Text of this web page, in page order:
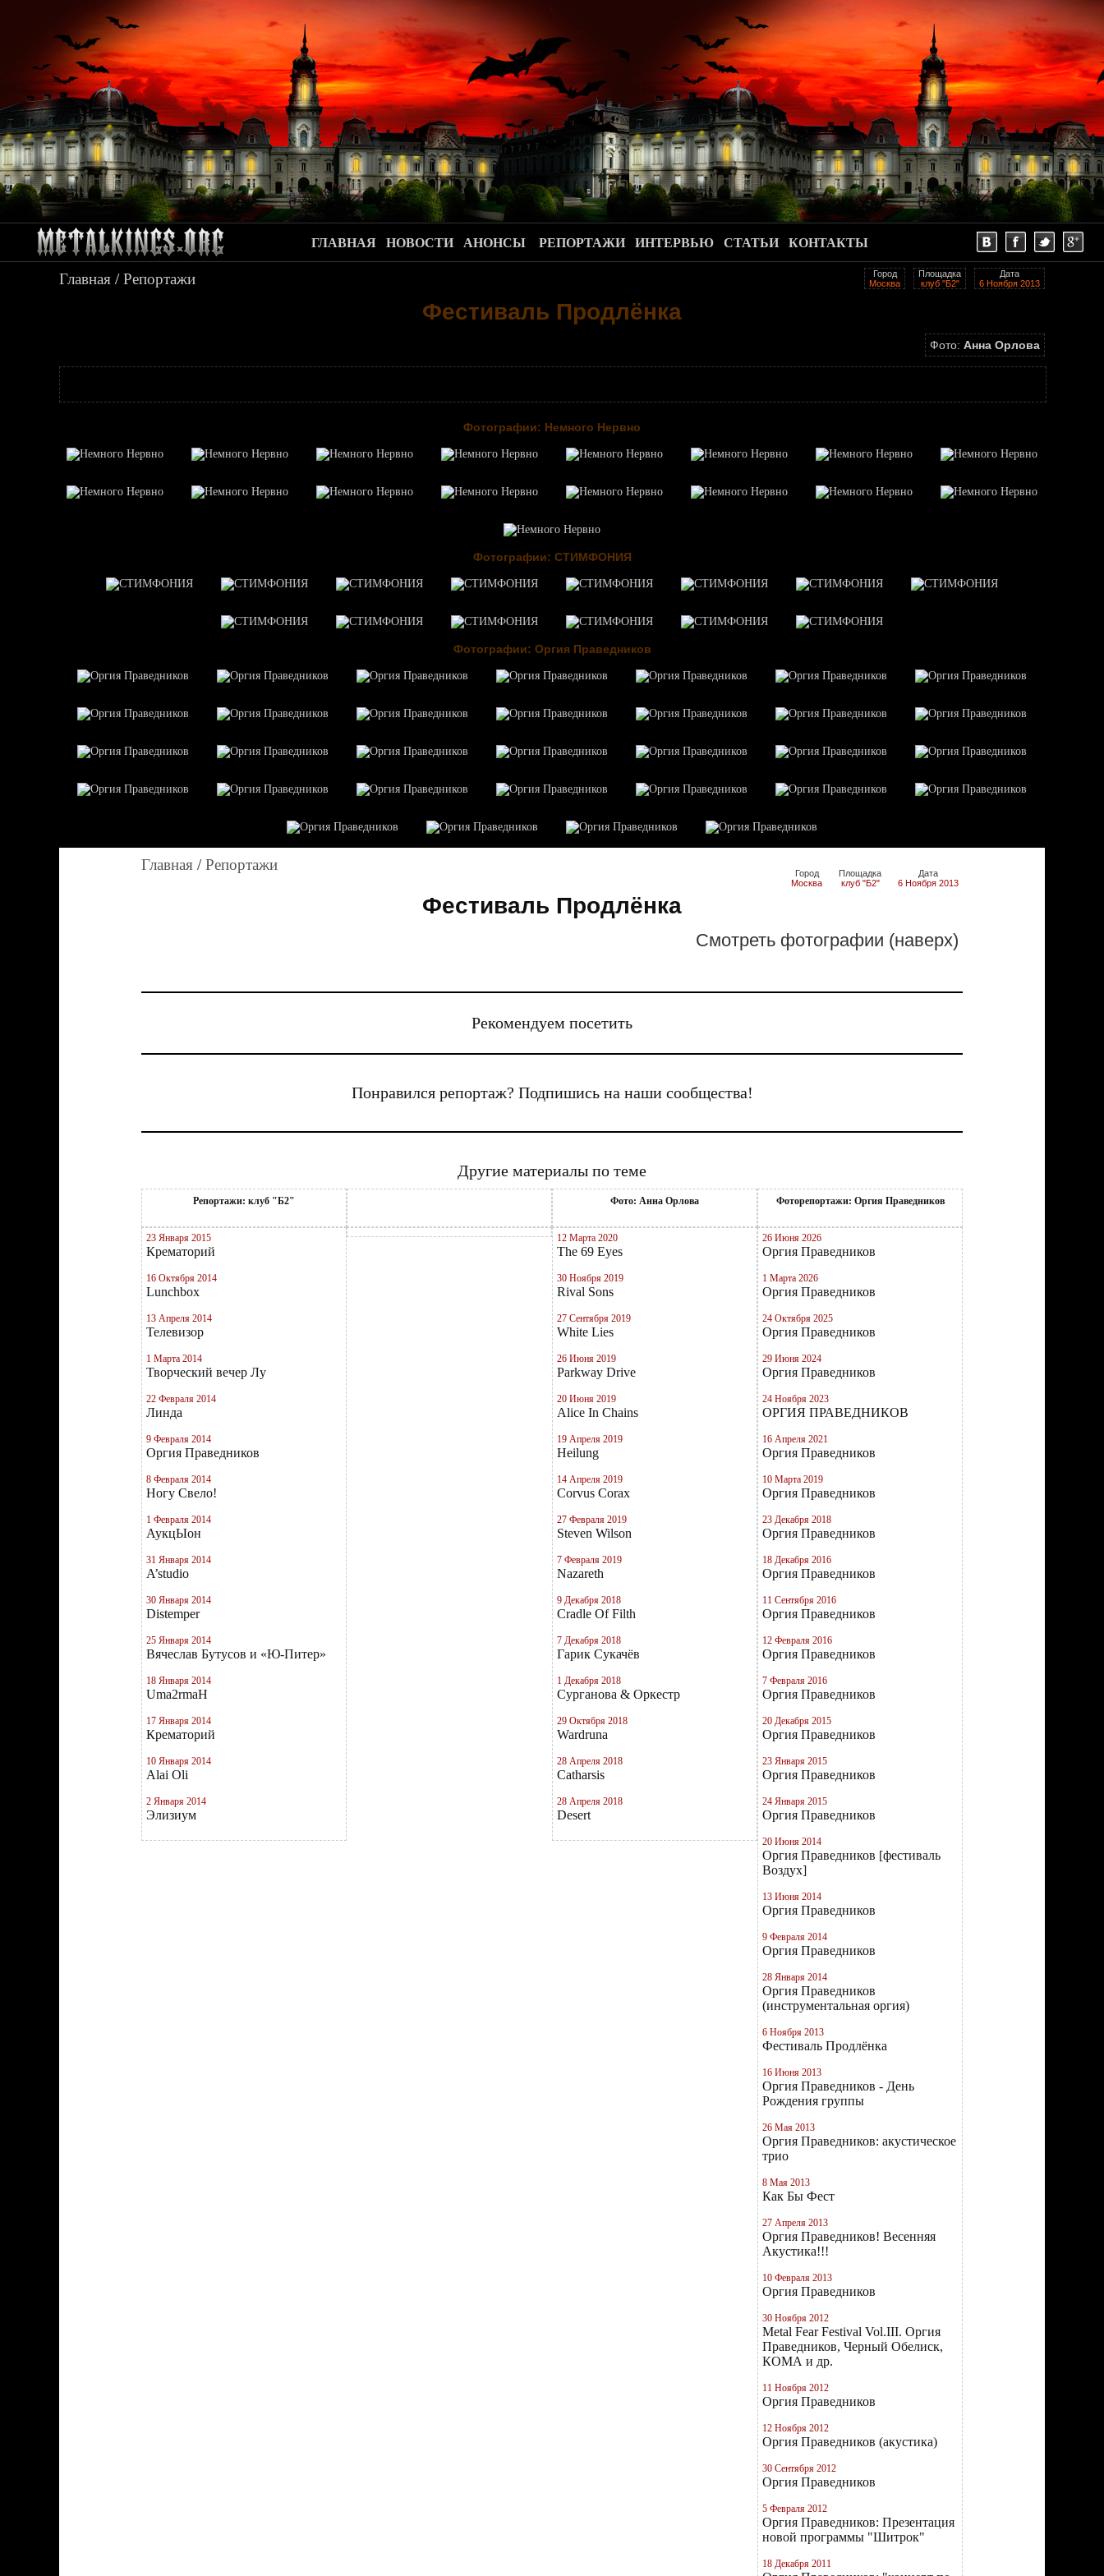
.
ГЛАВНАЯ НОВОСТИ АНОНСЫ РЕПОРТАЖИ ИНТЕРВЬЮ СТАТЬИ КОНТАКТЫ
Главная /Репортажи
Фестиваль Продлёнка
Дата
6 Ноября 2013
Площадка
клуб "Б2"
Город
Москва
Фото: Анна Орлова
Фотографии: Немного Нервно
Фотографии: СТИМФОНИЯ
Фотографии: Оргия Праведников
Главная /Репортажи
Фестиваль Продлёнка
Дата
6 Ноября 2013
Площадка
клуб "Б2"
Город
Москва
Cмотреть фотографии (наверх)
Рекомендуем посетить
Понравился репортаж? Подпишись на наши сообщества!
Другие материалы по теме
Репортажи: клуб "Б2"
23 Января 2015
Крематорий
16 Октября 2014
Lunchbox
13 Апреля 2014
Телевизор
1 Марта 2014
Творческий вечер Лу
22 Февраля 2014
Линда
9 Февраля 2014
Оргия Праведников
8 Февраля 2014
Ногу Свело!
1 Февраля 2014
АукцЫон
31 Января 2014
A’studio
30 Января 2014
Distemper
25 Января 2014
Вячеслав Бутусов и «Ю-Питер»
18 Января 2014
Uma2rmaН
17 Января 2014
Крематорий
10 Января 2014
Alai Oli
2 Января 2014
Элизиум
Фото: Анна Орлова
12 Марта 2020
The 69 Eyes
30 Ноября 2019
Rival Sons
27 Сентября 2019
White Lies
26 Июня 2019
Parkway Drive
20 Июня 2019
Alice In Chains
19 Апреля 2019
Heilung
14 Апреля 2019
Corvus Corax
27 Февраля 2019
Steven Wilson
7 Февраля 2019
Nazareth
9 Декабря 2018
Cradle Of Filth
7 Декабря 2018
Гарик Сукачёв
1 Декабря 2018
Сурганова & Оркестр
29 Октября 2018
Wardruna
28 Апреля 2018
Catharsis
28 Апреля 2018
Desert
Фоторепортажи: Оргия Праведников
26 Июня 2026
Оргия Праведников
1 Марта 2026
Оргия Праведников
24 Октября 2025
Оргия Праведников
29 Июня 2024
Оргия Праведников
24 Ноября 2023
ОРГИЯ ПРАВЕДНИКОВ
16 Апреля 2021
Оргия Праведников
10 Марта 2019
Оргия Праведников
23 Декабря 2018
Оргия Праведников
18 Декабря 2016
Оргия Праведников
11 Сентября 2016
Оргия Праведников
12 Февраля 2016
Оргия Праведников
7 Февраля 2016
Оргия Праведников
20 Декабря 2015
Оргия Праведников
23 Января 2015
Оргия Праведников
24 Января 2015
Оргия Праведников
20 Июня 2014
Оргия Праведников [фестиваль
Воздух]
13 Июня 2014
Оргия Праведников
9 Февраля 2014
Оргия Праведников
28 Января 2014
Оргия Праведников
(инструментальная оргия)
6 Ноября 2013
Фестиваль Продлёнка
16 Июня 2013
Оргия Праведников - День
Рождения группы
26 Мая 2013
Оргия Праведников: акустическое
трио
8 Мая 2013
Как Бы Фест
27 Апреля 2013
Оргия Праведников! Весенняя
Акустика!!!
10 Февраля 2013
Оргия Праведников
30 Ноября 2012
Metal Fear Festival Vol.III. Оргия
Праведников, Черный Обелиск,
КОМА и др.
11 Ноября 2012
Оргия Праведников
12 Ноября 2012
Оргия Праведников (акустика)
30 Сентября 2012
Оргия Праведников
5 Февраля 2012
Оргия Праведников: Презентация
новой программы "Шитрок"
18 Декабря 2011